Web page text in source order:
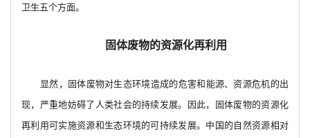
卫生五个方面。
固体废物的资源化再利用
显然，固体废物对生态环境造成的危害和能源、资源危机的出
现，严重地妨碍了人类社会的持续发展。因此，固体废物的资源化
再利用可实施资源和生态环境的可持续发展。中国的自然资源相对